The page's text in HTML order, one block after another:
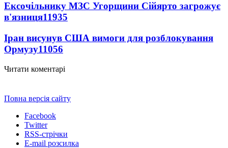
Ексочільнику МЗС Угорщини Сійярто загрожує
в'язниця11935
Іран висунув США вимоги для розблокування
Ормузу11056
Читати коментарі
Повна версія сайту
Facebook
Twitter
RSS-стрічки
E-mail розсилка